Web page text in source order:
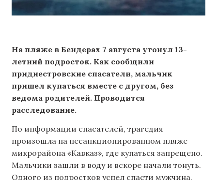
На пляже в Бендерах 7 августа утонул 13-
летний подросток. Как сообщили
приднестровские спасатели, мальчик
пришел купаться вместе с другом, без
ведома родителей. Проводится
расследование.
По информации спасателей, трагедия
произошла на несанкционированном пляже
микрорайона «Кавказ», где купаться запрещено.
Мальчики зашли в воду и вскоре начали тонуть.
Одного из подростков успел спасти мужчина,